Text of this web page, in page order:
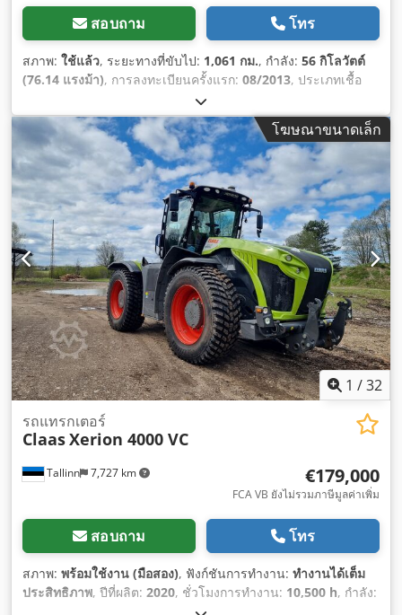
สอบถาม โทร
สภาพ: ใช้แล้ว, ระยะทางที่ขับไป: 1,061 กม., กำลัง: 56 กิโลวัตต์
(76.14 แรงม้า), การลงทะเบียนครั้งแรก: 08/2013, ประเภทเชื้อ
7,500 กก.
เครื่องกล, ช่วงล่าง:อื่นๆ, จำนวนที่นั่ง:2, ชั่วโมงการทำงาน:
1,061 h, อุปกรณ์: ขับเคลื่อนทุกล้อ, ห้องโดยสาร,
โฆษณาขนาดเล็ก
1 /32
Tallinn 7,727 km
รถแทรกเตอร์
ClaasXerion 4000 VC
€179,000
FCA VB ยังไม่รวมภาษีมูลค่าเพิ่ม
สอบถาม โทร
สภาพ: พร้อมใช้งาน (มือสอง), ฟังก์ชันการทำงาน: ทำงานได้เต็ม
ประสิทธิภาพ, ปีที่ผลิต: 2020, ชั่วโมงการทำงาน: 10,500 h, กำลัง:
, ผู้ผลิตมอเตอร์: